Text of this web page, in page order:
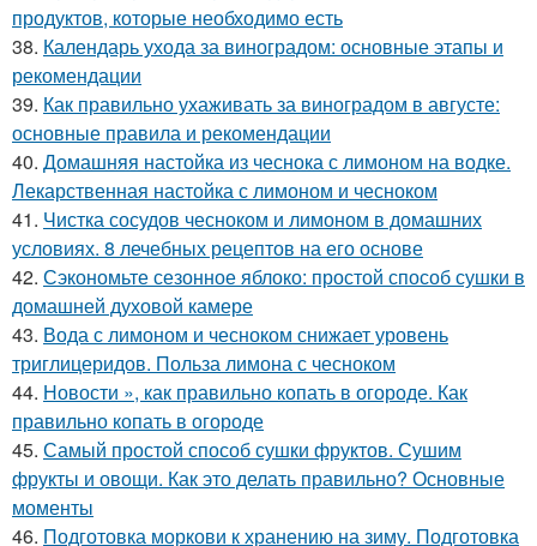
продуктов, которые необходимо есть
38. Календарь ухода за виноградом: основные этапы и
рекомендации
39. Как правильно ухаживать за виноградом в августе:
основные правила и рекомендации
40. Домашняя настойка из чеснока с лимоном на водке.
Лекарственная настойка с лимоном и чесноком
41. Чистка сосудов чесноком и лимоном в домашних
условиях. 8 лечебных рецептов на его основе
42. Сэкономьте сезонное яблоко: простой способ сушки в
домашней духовой камере
43. Вода с лимоном и чесноком снижает уровень
триглицеридов. Польза лимона с чесноком
44. Новости », как правильно копать в огороде. Как
правильно копать в огороде
45. Самый простой способ сушки фруктов. Сушим
фрукты и овощи. Как это делать правильно? Основные
моменты
46. Подготовка моркови к хранению на зиму. Подготовка